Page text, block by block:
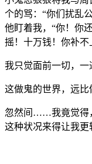
个的骂：“你们扰乱
他盯着我，“你！你
摇！十万钱！你补
我只觉面前一切，一
这做鬼的世界，远
忽然间……我竟觉得
这种状况来得让我